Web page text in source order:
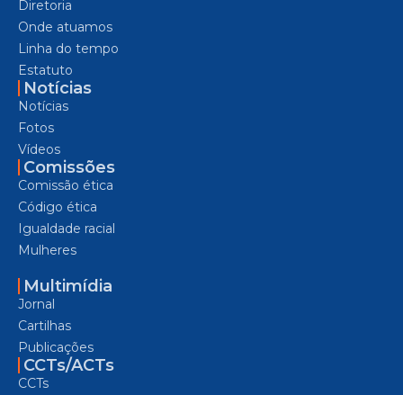
Diretoria
Onde atuamos
Linha do tempo
Estatuto
Notícias
Notícias
Fotos
Vídeos
Comissões
Comissão ética
Código ética
Igualdade racial
Mulheres
Multimídia
Jornal
Cartilhas
Publicações
CCTs/ACTs
CCTs